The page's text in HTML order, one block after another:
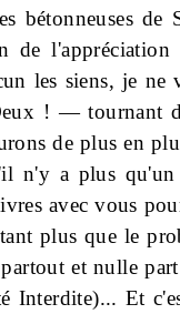
bétonneuses de
de
les siens, je
! — tournant
de plus en
n'y a plus qu'un
avec vous
plus que le
et nulle
Interdite)... Et